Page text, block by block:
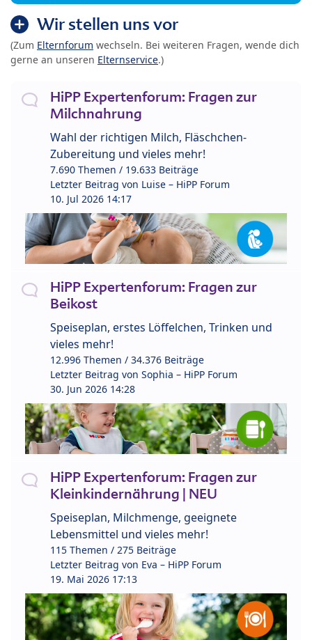
Wir stellen uns vor
(Zum Elternforum wechseln. Bei weiteren Fragen, wende dich
gerne an unseren Elternservice.)
HiPP Expertenforum: Fragen zur
Milchnahrung
Wahl der richtigen Milch, Fläschchen-
Zubereitung und vieles mehr!
7.690 Themen / 19.633 Beiträge
Letzter Beitrag von Luise – HiPP Forum
10. Jul 2026 14:17
HiPP Expertenforum: Fragen zur
Beikost
Speiseplan, erstes Löffelchen, Trinken und
vieles mehr!
12.996 Themen / 34.376 Beiträge
Letzter Beitrag von Sophia – HiPP Forum
30. Jun 2026 14:28
HiPP Expertenforum: Fragen zur
Kleinkindernährung | NEU
Speiseplan, Milchmenge, geeignete
Lebensmittel und vieles mehr!
115 Themen / 275 Beiträge
Letzter Beitrag von Eva – HiPP Forum
19. Mai 2026 17:13